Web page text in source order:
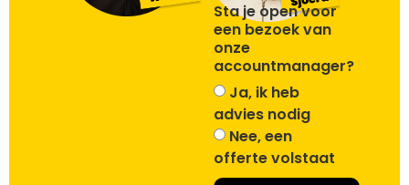
Sta je open voor
een bezoek van
onze
accountmanager?
Ja, ik heb
advies nodig
Nee, een
offerte volstaat